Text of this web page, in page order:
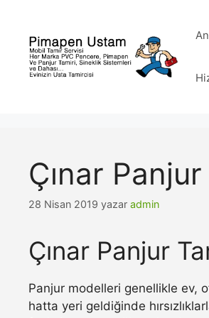
Çınar
28 Nisan 2019 yazar admin
Çınar Panjur
Panjur modelleri genellikle ev,
hatta yeri geldiğinde